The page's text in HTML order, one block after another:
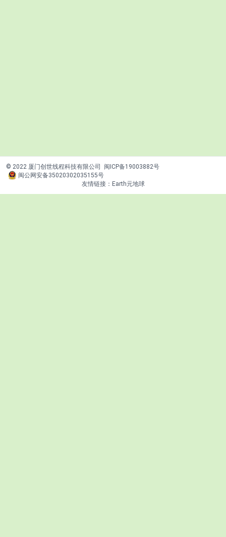
© 2022 厦门创世线程科技有限公司
闽ICP备19003882号
闽公网安备35020302035155号
友情链接： Earth元地球